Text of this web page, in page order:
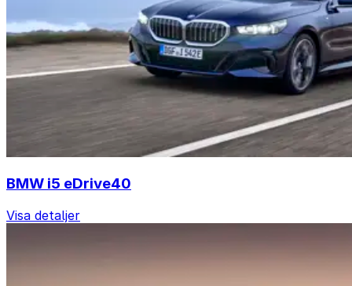
BMW i5 eDrive40
Visa detaljer